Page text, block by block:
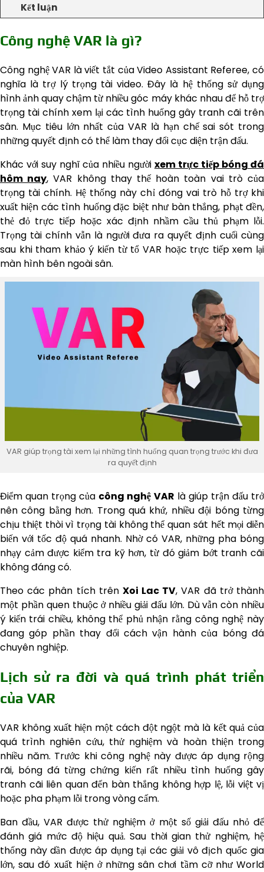
Kết luận
Công nghệ VAR là gì?
Công nghệ VAR là viết tắt của Video Assistant Referee, có
nghĩa là trợ lý trọng tài video. Đây là hệ thống sử dụng
hình ảnh quay chậm từ nhiều góc máy khác nhau để hỗ trợ
trọng tài chính xem lại các tình huống gây tranh cãi trên
sân. Mục tiêu lớn nhất của VAR là hạn chế sai sót trong
những quyết định có thể làm thay đổi cục diện trận đấu.
Khác với suy nghĩ của nhiều người xem trực tiếp bóng đá
hôm nay, VAR không thay thế hoàn toàn vai trò của
trọng tài chính. Hệ thống này chỉ đóng vai trò hỗ trợ khi
xuất hiện các tình huống đặc biệt như bàn thắng, phạt đền,
thẻ đỏ trực tiếp hoặc xác định nhầm cầu thủ phạm lỗi.
Trọng tài chính vẫn là người đưa ra quyết định cuối cùng
sau khi tham khảo ý kiến từ tổ VAR hoặc trực tiếp xem lại
màn hình bên ngoài sân.
VAR giúp trọng tài xem lại những tình huống quan trọng trước khi đưa
ra quyết định
Điểm quan trọng của công nghệ VAR là giúp trận đấu trở
nên công bằng hơn. Trong quá khứ, nhiều đội bóng từng
chịu thiệt thòi vì trọng tài không thể quan sát hết mọi diễn
biến với tốc độ quá nhanh. Nhờ có VAR, những pha bóng
nhạy cảm được kiểm tra kỹ hơn, từ đó giảm bớt tranh cãi
không đáng có.
Theo các phân tích trên Xoi Lac TV, VAR đã trở thành
một phần quen thuộc ở nhiều giải đấu lớn. Dù vẫn còn nhiều
ý kiến trái chiều, không thể phủ nhận rằng công nghệ này
đang góp phần thay đổi cách vận hành của bóng đá
chuyên nghiệp.
Lịch sử ra đời và quá trình phát triển
của VAR
VAR không xuất hiện một cách đột ngột mà là kết quả của
quá trình nghiên cứu, thử nghiệm và hoàn thiện trong
nhiều năm. Trước khi công nghệ này được áp dụng rộng
rãi, bóng đá từng chứng kiến rất nhiều tình huống gây
tranh cãi liên quan đến bàn thắng không hợp lệ, lỗi việt vị
hoặc pha phạm lỗi trong vòng cấm.
Ban đầu, VAR được thử nghiệm ở một số giải đấu nhỏ để
đánh giá mức độ hiệu quả. Sau thời gian thử nghiệm, hệ
thống này dần được áp dụng tại các giải vô địch quốc gia
lớn, sau đó xuất hiện ở những sân chơi tầm cỡ như World